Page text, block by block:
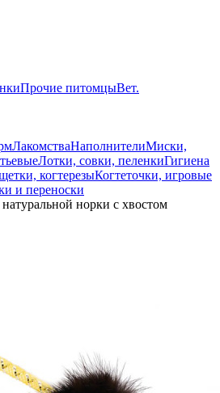
Прочие питомцыВет.
ЛакомстваНаполнителиМиски,
Лотки, совки, пеленкиГигиена
когтерезыКогтеточки, игровые
и переноски
норки с хвостом